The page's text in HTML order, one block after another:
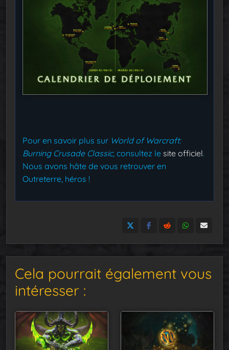
Pour en savoir plus sur World of Warcraft:
Burning Crusade Classic, consultez le site officiel.
Nous avons hâte de vous retrouver en
Outreterre, héros !
Cela pourrait également vous
intéresser :